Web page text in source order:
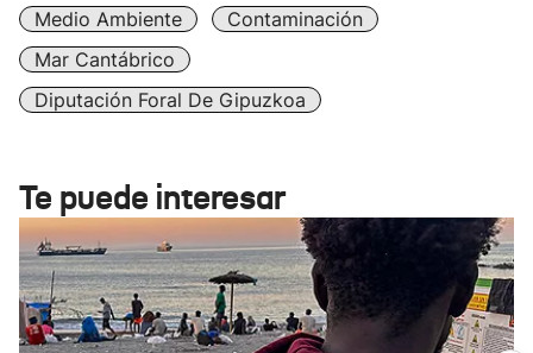
Medio Ambiente
Contaminación
Mar Cantábrico
Diputación Foral De Gipuzkoa
Te puede interesar